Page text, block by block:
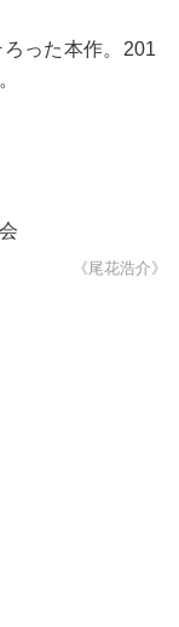
った本作。201
《尾花浩介》